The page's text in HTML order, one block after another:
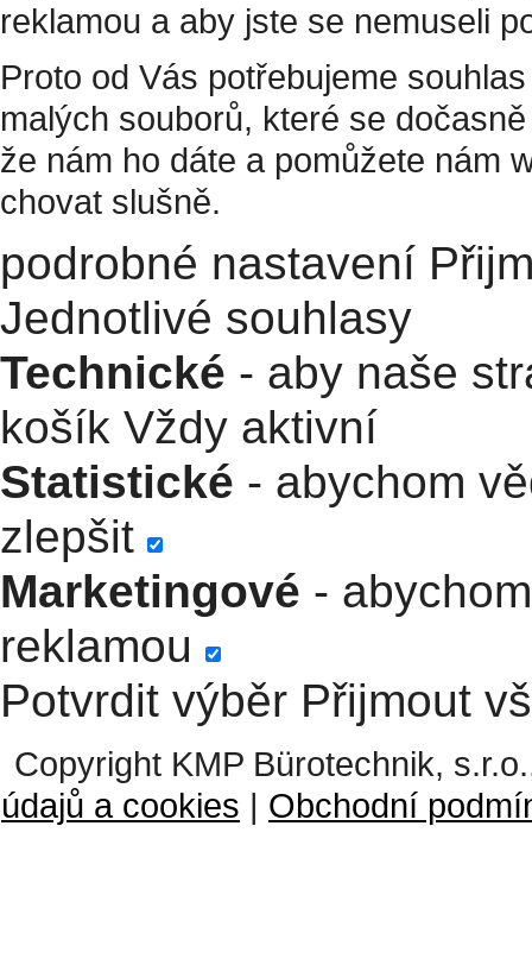
reklamou a aby jste se nemuseli
Proto od Vás potřebujeme
malých souborů, které se
že nám ho dáte a pomůžete nám
chovat slušně.
podrobné nastavení
Jednotlivé souhlasy
Technické - aby naše
košík Vždy aktivní
Statistické - abychom
zlepšit
Marketingové -
reklamou
Potvrdit výběr Přijmout
Copyright KMP Bürotechnik,
údajů a cookies | Obchodní